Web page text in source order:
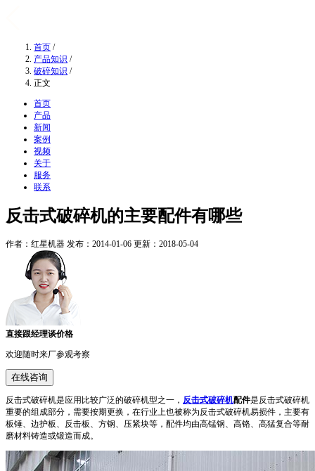
首页 /
产品知识 /
破碎知识 /
正文
首页
产品
新闻
案例
视频
关于
服务
联系
反击式破碎机的主要配件有哪些
作者：红星机器 发布：2014-01-06 更新：2018-05-04
直接跟经理谈价格
欢迎随时来厂参观考察
在线咨询
反击式破碎机是应用比较广泛的破碎机型之一， 反击式破碎机配件是反击式破碎机
重要的组成部分，需要按期更换，在行业上也被称为反击式破碎机易损件，主要有
板锤、边护板、反击板、方钢、压紧块等，配件均由高锰钢、高铬、高猛复合等耐
磨材料铸造或锻造而成。